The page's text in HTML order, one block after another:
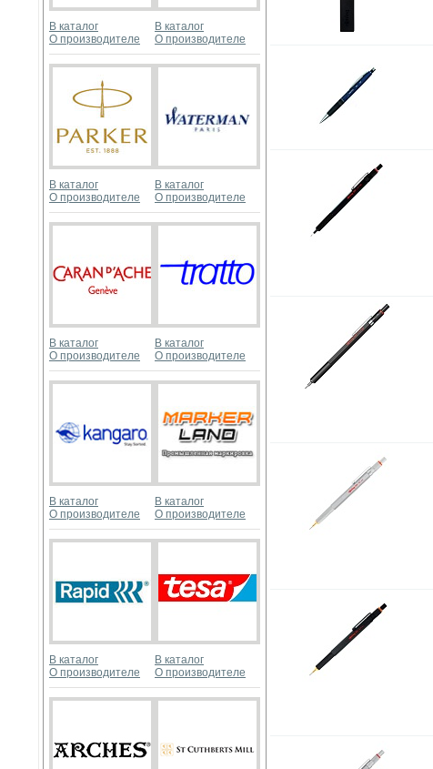
В каталог
О производителе
В каталог
О производителе
В каталог
О производителе
В каталог
О производителе
В каталог
О производителе
В каталог
О производителе
В каталог
О производителе
В каталог
О производителе
В каталог
О производителе
В каталог
О производителе